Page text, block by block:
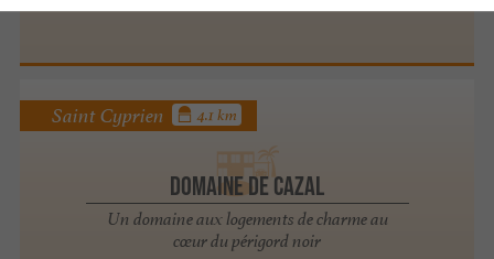
Domaine de Cazal
Un domaine aux logements de charme au
cœur du périgord noir
Saint Cyprien 4.1 km